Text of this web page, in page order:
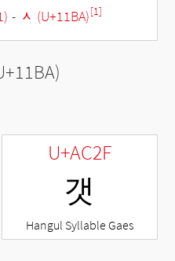
- ᆺ (U+11BA)[1]
U+AC2F
갯
Hangul Syllable Gaes